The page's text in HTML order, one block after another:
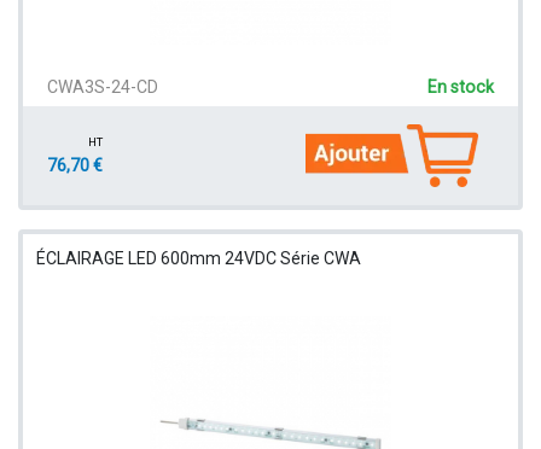
CWA3S-24-CD En stock
HT
76,70 €
ÉCLAIRAGE LED 600mm 24VDC Série CWA